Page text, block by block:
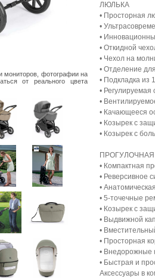
мониторов, фотографии на
от реального цвета
ЛЮЛЬКА
• Просторная
•
•
• Откидной
• Чехол на
• Отделение
• Подкладка из
• Регулируемая
•
• Качающееся
• Козырек с
• Козырек с
• Компактная
• Реверсивное
•
• 5-точечные
• Козырек с
• Выдвижной
•
• Просторная
• Внедорожные
• Быстрая и
Аксессуары в